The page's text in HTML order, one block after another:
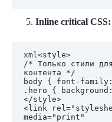
Inline critical CSS:
xml <style>
/* Только стили
контента */
body { font-
.hero {
</style>
<link
media="print"